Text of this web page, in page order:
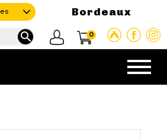
Bordeaux
 0